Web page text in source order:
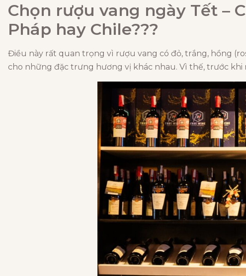
Chọn rượu vang ngày Tết –
Pháp hay Chile???
Điều này rất quan trọng vì rượu vang có đỏ, trắng, hồng
cho những đặc trưng hương vị khác nhau. Vì thế, trước khi